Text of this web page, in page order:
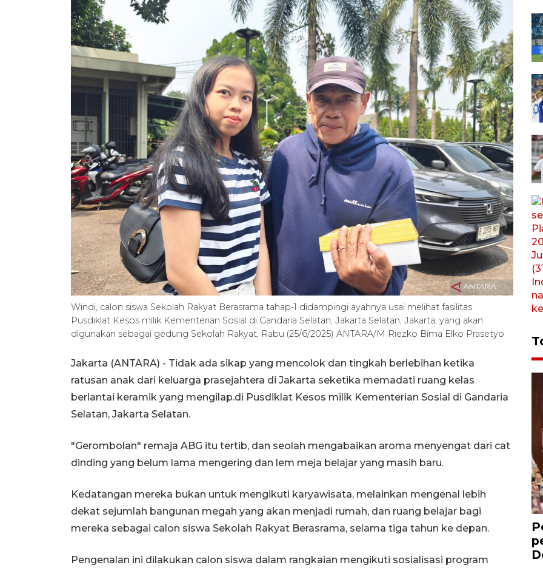
Windi, calon siswa Sekolah Rakyat Berasrama tahap-1 didampingi ayahnya usai melihat fasilitas
Pusdiklat Kesos milik Kementerian Sosial di Gandaria Selatan, Jakarta Selatan, Jakarta, yang akan
digunakan sebagai gedung Sekolah Rakyat, Rabu (25/6/2025) ANTARA/M Riezko Bima Elko Prasetyo
Jakarta (ANTARA) - Tidak ada sikap yang mencolok dan tingkah berlebihan ketika
ratusan anak dari keluarga prasejahtera di Jakarta seketika memadati ruang kelas
berlantai keramik yang mengilap.di Pusdiklat Kesos milik Kementerian Sosial di Gandaria
Selatan, Jakarta Selatan.
"Gerombolan" remaja ABG itu tertib, dan seolah mengabaikan aroma menyengat dari cat
dinding yang belum lama mengering dan lem meja belajar yang masih baru.
Kedatangan mereka bukan untuk mengikuti karyawisata, melainkan mengenal lebih
dekat sejumlah bangunan megah yang akan menjadi rumah, dan ruang belajar bagi
mereka sebagai calon siswa Sekolah Rakyat Berasrama, selama tiga tahun ke depan.
Pengenalan ini dilakukan calon siswa dalam rangkaian mengikuti sosialisasi program